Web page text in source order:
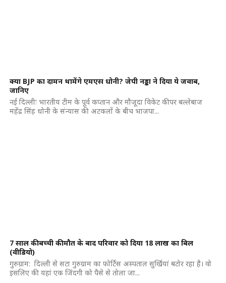
क्या BJP का दामन थामेंगे एमएस धोनी? जेपी नड्डा ने दिया ये जवाब,
जानिए
नई दिल्लीः भारतीय टीम के पूर्व कप्तान और मौजूदा विकेट कीपर बल्लेबाज
महेंद्र सिंह धोनी के संन्यास की अटकलों के बीच भाजपा...
7 साल की बच्ची की मौत के बाद परिवार को दिया 18 लाख का बिल
(वीडियो)
गुरुग्राम: दिल्ली से सटा गुरुग्राम का फोर्टिस अस्पताल सुर्खियां बटोर रहा है। वो
इसलिए की यहां एक जिंदगी को पैसे से तोला जा...